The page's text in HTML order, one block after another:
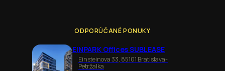
ODPORÚČANÉ PONUKY
EINPARK Offices SUBLEASE
Einsteinova 33, 85101 Bratislava-
Petržalka